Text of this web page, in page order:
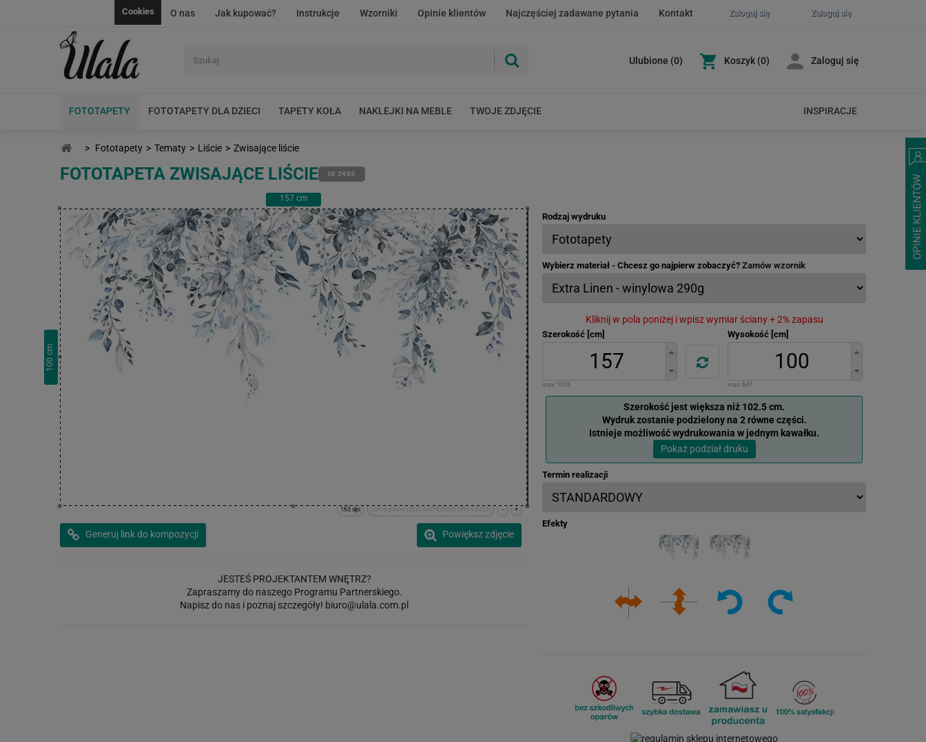
Zaloguj się
Zaloguj się
O nas Jak kupować? Instrukcje Wzorniki Opinie klientów Najczęściej zadawane pytania Kontakt
Cookies
Ulubione (0) Koszyk (0) Zaloguj się
FOTOTAPETY FOTOTAPETY DLA DZIECI TAPETY KOŁA NAKLEJKI NA MEBLE TWOJE ZDJĘCIE INSPIRACJE
> Fototapety > Tematy > Liście > Zwisające liście
FOTOTAPETA ZWISAJĄCE LIŚCIE ID 2483
157 cm
100
cm
+
-
x:0cm y:0cm | (0,0) (9974,6353) (9974,6353)
163 dpi
Powiększ zdjęcie
Generuj link do kompozycji
JESTEŚ PROJEKTANTEM WNĘTRZ?
Zapraszamy do naszego Programu Partnerskiego.
Napisz do nas i poznaj szczegóły! biuro@ulala.com.pl
Rodzaj wydruku
Wybierz materiał - Chcesz go najpierw zobaczyć? Zamów wzornik
Kliknij w pola poniżej i wpisz wymiar ściany + 2% zapasu
Szerokość [cm]
max: 1016
Wysokość [cm]
max: 647
Szerokość jest większa niż 102.5 cm.
Wydruk zostanie podzielony na 2 równe części.
Istnieje możliwość wydrukowania w jednym kawałku.
Pokaż podział druku
Termin realizacji
Efekty